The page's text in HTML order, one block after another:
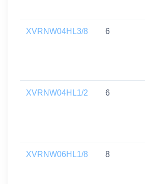
XVRNW04HL3/8 6
XVRNW04HL1/2 6
XVRNW06HL1/8 8